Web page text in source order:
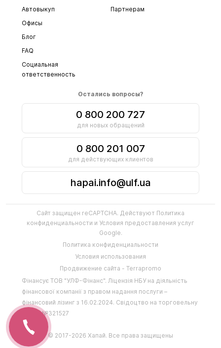
Автовыкуп
Партнерам
Офисы
Блог
FAQ
Социальная
ответственность
Остались вопросы?
0 800 200 727
для новых обращений
0 800 201 007
для действующих клиентов
hapai.info@ulf.ua
© 2017-2026 Хапай. Все права защищены
Фінансує ТОВ "УЛФ-Фінанс". Ліцензія НБУ на діяльність
фінансової компанії з правом надання послуги –
фінансовий лізинг з 16.02.2024. Свідоцтво на торговельну
марку №321527
Политика конфиденциальности
Условия использования
Продвижение сайта - Terrapromo
Сайт защищен reCAPTCHA. Действуют Политика
конфиденциальности и Условия предоставления услуг
Google.